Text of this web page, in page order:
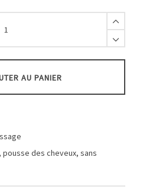
AU PANIER
, pousse des cheveux, sans